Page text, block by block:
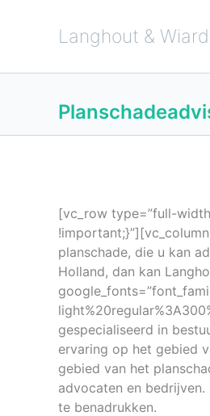
Langhout &
[vc_row type=”full-
planschade, die u kan
Holland, dan kan
gespecialiseerd in
ervaring op het gebied
gebied van het
advocaten en
te benadrukken.